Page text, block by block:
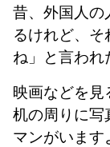
昔、外国人の
るけれど、そ
ね」と言われ
映画などを
机の周りに写
マンがいます